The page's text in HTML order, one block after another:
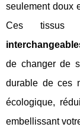
seulement doux
Ces
de changer de
durable de ces
écologique,
embellissant